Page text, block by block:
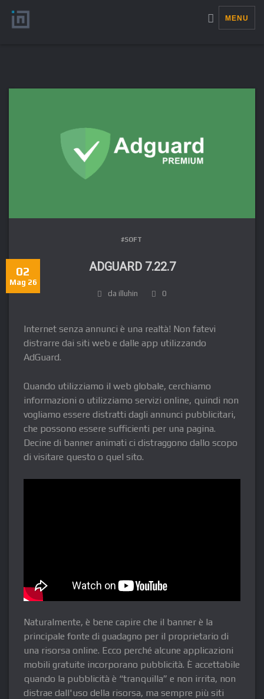
MENU
#SOFT
ADGUARD 7.22.7
02
Mag 26
da illuhin
0
Internet senza annunci è una realtà! Non fatevi
distrarre dai siti web e dalle app utilizzando
AdGuard.
Quando utilizziamo il web globale, cerchiamo
informazioni o utilizziamo servizi online, quindi non
vogliamo essere distratti dagli annunci pubblicitari,
che possono essere sufficienti per una pagina.
Decine di banner animati ci distraggono dallo scopo
di visitare questo o quel sito.
Naturalmente, è bene capire che il banner è la
principale fonte di guadagno per il proprietario di
una risorsa online. Ecco perché alcune applicazioni
mobili gratuite incorporano pubblicità. È accettabile
quando la pubblicità è “tranquilla” e non irrita, non
distrae dall'uso della risorsa, ma sempre più siti